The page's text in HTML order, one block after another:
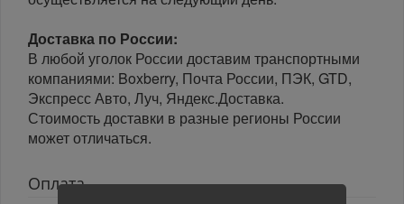
Доставка по России:
В любой уголок России доставим транспортными
компаниями: Boxberry, Почта России, ПЭК, GTD,
Экспресс Авто, Луч, Яндекс.Доставка.
Стоимость доставки в разные регионы России
может отличаться.
Оплата